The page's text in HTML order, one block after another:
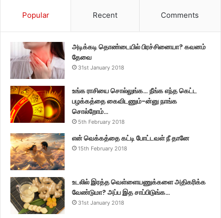
Popular Recent Comments
அடிக்கடி தொண்டையில் பிரச்சினையா? கவனம்
தேவை
31st January 2018
உங்க ராசியை சொல்லுங்க… நீங்க எந்த கெட்ட
பழக்கத்தை கைவிடணும்-ன்னு நாங்க
சொல்றோம்…
5th February 2018
என் வெக்கத்தை கட்டி போட்டவள் நீ தானே
15th February 2018
உடலில் இரத்த வெள்ளையணுக்களை அதிகரிக்க
வேண்டுமா? அப்ப இத சாப்பிடுங்க…
31st January 2018